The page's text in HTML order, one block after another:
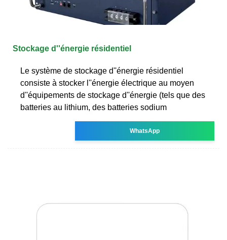
Stockage d''énergie résidentiel
Le système de stockage d''énergie résidentiel
consiste à stocker l''énergie électrique au moyen
d''équipements de stockage d''énergie (tels que des
batteries au lithium, des batteries sodium
WhatsApp